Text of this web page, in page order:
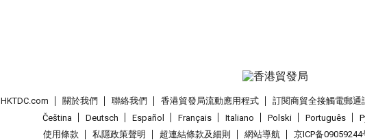
HKTDC.com 關於我們 聯絡我們 香港貿發局流動應用程式 訂閱商貿全接觸電郵通
Čeština
Deutsch Español Français Italiano Polski Português
使用條款
私隱政策聲明 超連結條款及細則 網站導航 京ICP备09059244